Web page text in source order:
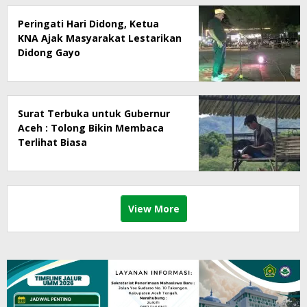
Peringati Hari Didong, Ketua
KNA Ajak Masyarakat Lestarikan
Didong Gayo
Surat Terbuka untuk Gubernur
Aceh : Tolong Bikin Membaca
Terlihat Biasa
View More